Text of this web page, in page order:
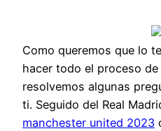
Como queremos que lo
hacer todo el proceso
resolvemos algunas
ti. Seguido del Real
manchester united 2023